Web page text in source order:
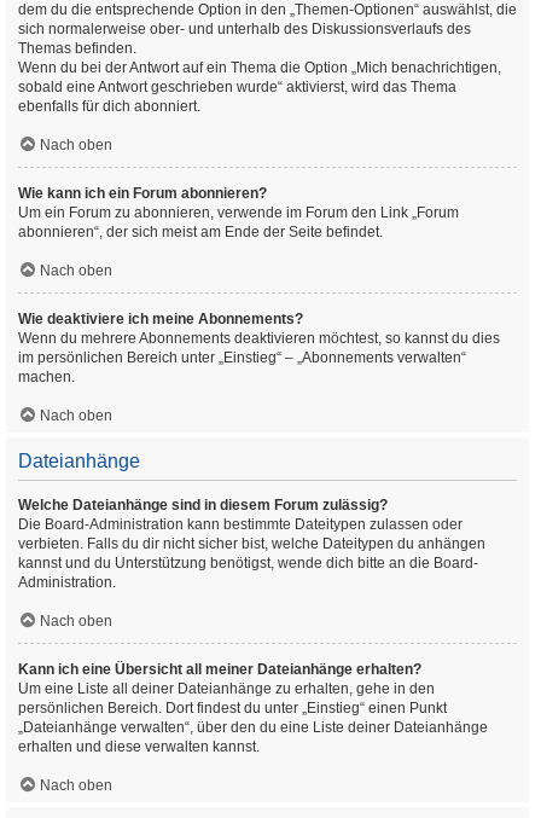
dem du die entsprechende Option in den „Themen-Optionen“ auswählst, die
sich normalerweise ober- und unterhalb des Diskussionsverlaufs des
Themas befinden.
Wenn du bei der Antwort auf ein Thema die Option „Mich benachrichtigen,
sobald eine Antwort geschrieben wurde“ aktivierst, wird das Thema
ebenfalls für dich abonniert.
Nach oben
Wie kann ich ein Forum abonnieren?
Um ein Forum zu abonnieren, verwende im Forum den Link „Forum
abonnieren“, der sich meist am Ende der Seite befindet.
Nach oben
Wie deaktiviere ich meine Abonnements?
Wenn du mehrere Abonnements deaktivieren möchtest, so kannst du dies
im persönlichen Bereich unter „Einstieg“ – „Abonnements verwalten“
machen.
Nach oben
Dateianhänge
Welche Dateianhänge sind in diesem Forum zulässig?
Die Board-Administration kann bestimmte Dateitypen zulassen oder
verbieten. Falls du dir nicht sicher bist, welche Dateitypen du anhängen
kannst und du Unterstützung benötigst, wende dich bitte an die Board-
Administration.
Nach oben
Kann ich eine Übersicht all meiner Dateianhänge erhalten?
Um eine Liste all deiner Dateianhänge zu erhalten, gehe in den
persönlichen Bereich. Dort findest du unter „Einstieg“ einen Punkt
„Dateianhänge verwalten“, über den du eine Liste deiner Dateianhänge
erhalten und diese verwalten kannst.
Nach oben